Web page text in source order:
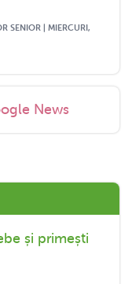
SENIOR | MIERCURI,
News
și primești